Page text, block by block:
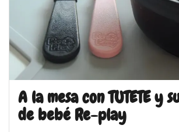
A la mesa con TUTETE y
de bebé Re-play